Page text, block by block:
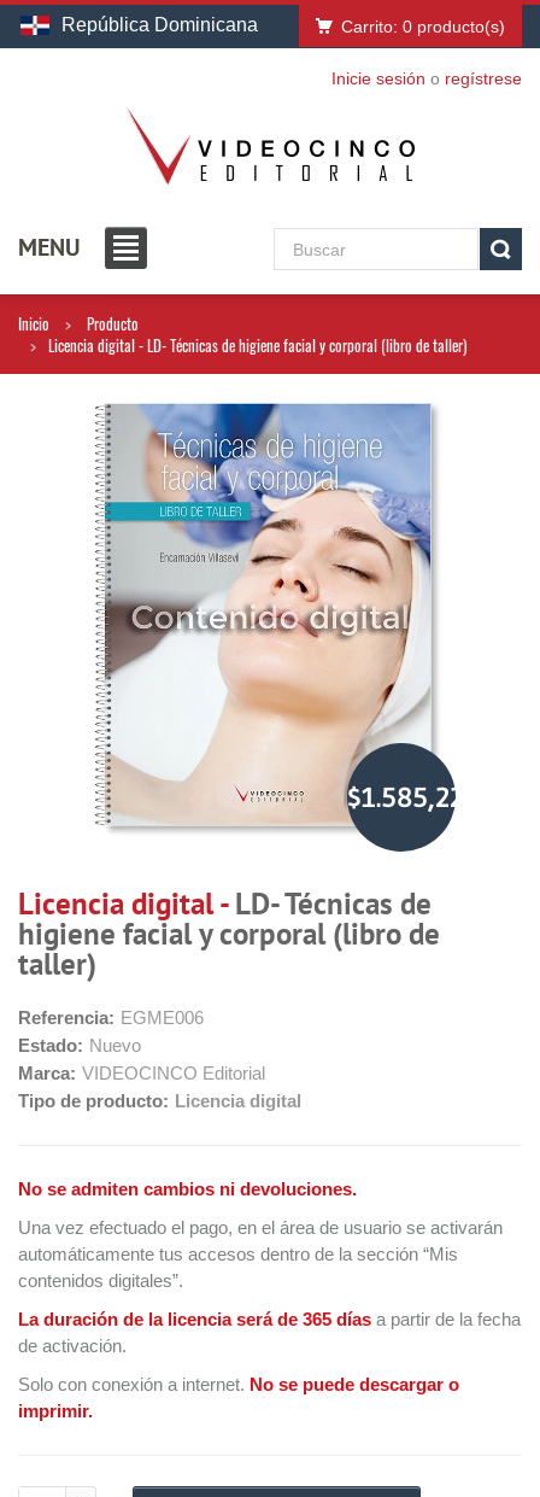
República Dominicana Carrito: 0 producto(s)
Inicie sesión o regístrese
MENU
Inicio
Producto
Licencia digital - LD- Técnicas de higiene facial y corporal (libro de taller)
$1.585,22
Licencia digital -LD- Técnicas de
higiene facial y corporal (libro de
taller)
Referencia: EGME006
Estado: Nuevo
Marca: VIDEOCINCO Editorial
Tipo de producto: Licencia digital
No se admiten cambios ni devoluciones.
Una vez efectuado el pago, en el área de usuario se activarán
automáticamente tus accesos dentro de la sección “Mis
contenidos digitales”.
La duración de la licencia será de 365 días a partir de la fecha
de activación.
Solo con conexión a internet. No se puede descargar o
imprimir.